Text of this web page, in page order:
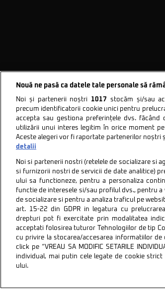
Politica
Nouă ne pasă ca datele tale personale să
Noi și partenerii noștri 1017 stocăm și/sau
precum identificatorii cookie unici pentru
accepta sau gestiona preferințele dvs.
utilizării unui interes legitim în orice moment
Aceste alegeri vor fi raportate partenerilor noștri
detalii
Noi si partenerii nostri (retelele de socializare si
si furnizorii nostri de servicii de date analitice)
ului sa functioneze, pentru a personaliza
functie de interesele si/sau profilul dvs., pentru
de socializare si pentru a analiza traficul pe
art. 15-22 din GDPR in legatura cu
drepturi pot fi exercitate prin modalitatea
acceptati folosirea tuturor Tehnologiilor de tip
cu privire la stocarea/accesarea informatiilor
click pe “VREAU SA MODIFIC SETARILE
individual, mai putin cele legate de cookie
ului.